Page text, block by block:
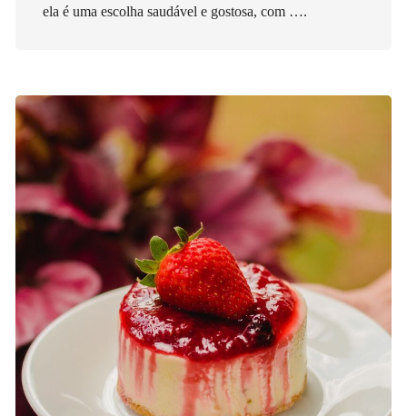
ela é uma escolha saudável e gostosa, com ….